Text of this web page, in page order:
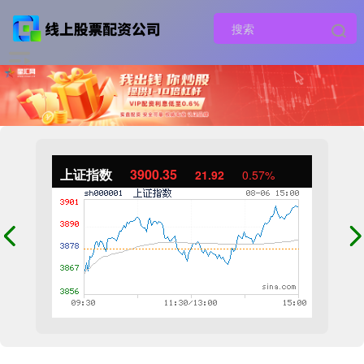
上证指数 3900.35 21.92 0.57%